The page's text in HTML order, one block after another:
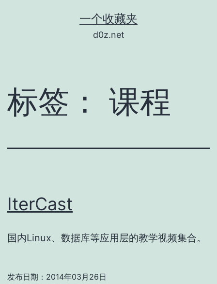
一个收藏夹
d0z.net
标签： 课程
IterCast
国内Linux、数据库等应用层的教学视频集合。
发布日期： 2014年03月26日